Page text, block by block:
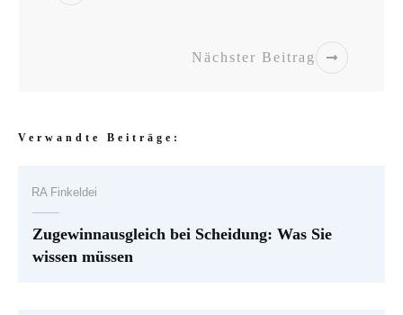
Nächster Beitrag
Verwandte Beiträge:
RA Finkeldei
Zugewinnausgleich bei Scheidung: Was Sie
wissen müssen